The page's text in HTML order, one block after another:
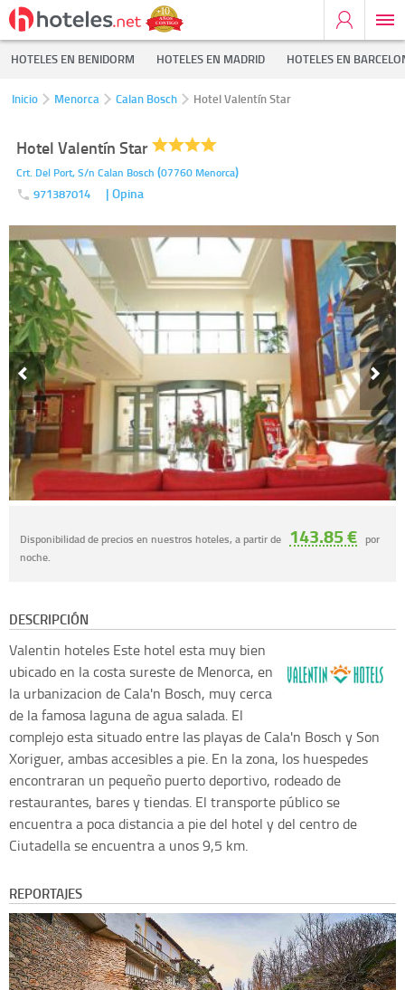
HOTELES EN BENIDORM HOTELES EN MADRID HOTELES EN
Inicio Menorca Calan Bosch Hotel Valentín Star
Hotel Valentín Star
Crt. Del Port, S/n Calan Bosch (07760 Menorca)
971387014 | Opina
Disponibilidad de precios en nuestros hoteles, a partir de 143.85 € por
noche.
DESCRIPCIÓN
Valentin hoteles Este hotel esta muy bien
ubicado en la costa sureste de Menorca, en
la urbanizacion de Cala'n Bosch, muy cerca
de la famosa laguna de agua salada. El
complejo esta situado entre las playas de Cala'n Bosch y Son
Xoriguer, ambas accesibles a pie. En la zona, los huespedes
encontraran un pequeño puerto deportivo, rodeado de
restaurantes, bares y tiendas. El transporte público se
encuentra a poca distancia a pie del hotel y del centro de
Ciutadella se encuentra a unos 9,5 km.
REPORTAJES